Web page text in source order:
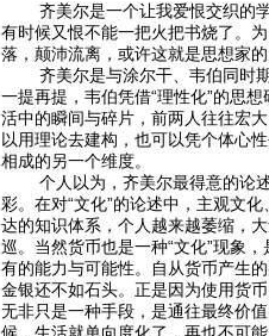
齐美尔是一个让我爱恨交织的学
有时候又恨不能一把火把书烧了。
落，颠沛流离，或许这就是思想家
齐美尔是与涂尔干、韦伯同时期
一提再提，韦伯凭借“理性化”的思
活中的瞬间与碎片，前两人往往宏
以用理论去建构，也可以凭个体心
相成的另一个维度。
个人以为，齐美尔最得意的论述
彩。在对“文化”的论述中，主观文
达的知识体系，个人越来越萎缩，
巡。当然货币也是一种“文化”现象
有的能力与可能性。自从货币产生
金银还不如石头。正是因为使用货
无非只是一种手段，是通往最终价